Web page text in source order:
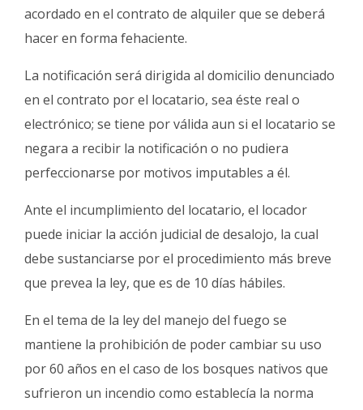
acordado en el contrato de alquiler que se deberá
hacer en forma fehaciente.
La notificación será dirigida al domicilio denunciado
en el contrato por el locatario, sea éste real o
electrónico; se tiene por válida aun si el locatario se
negara a recibir la notificación o no pudiera
perfeccionarse por motivos imputables a él.
Ante el incumplimiento del locatario, el locador
puede iniciar la acción judicial de desalojo, la cual
debe sustanciarse por el procedimiento más breve
que prevea la ley, que es de 10 días hábiles.
En el tema de la ley del manejo del fuego se
mantiene la prohibición de poder cambiar su uso
por 60 años en el caso de los bosques nativos que
sufrieron un incendio como establecía la norma